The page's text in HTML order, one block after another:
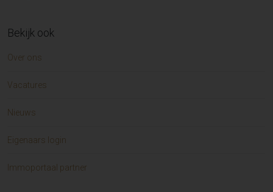
Bekijk ook
Over ons
Vacatures
Nieuws
Eigenaars login
Immoportaal partner